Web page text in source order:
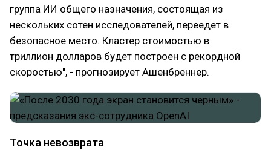
группа ИИ общего назначения, состоящая из
нескольких сотен исследователей, переедет в
безопасное место. Кластер стоимостью в
триллион долларов будет построен с рекордной
скоростью", - прогнозирует Ашенбреннер.
Точка невозврата